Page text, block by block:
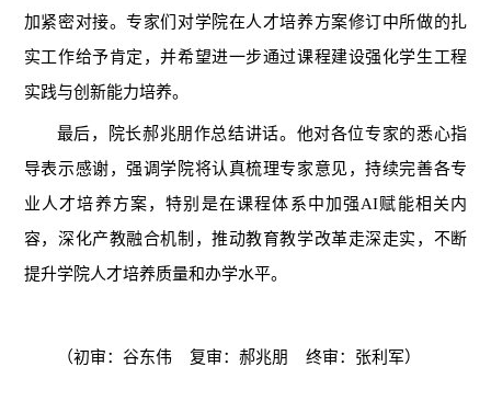
加紧密对接。专家们对学院在人才培养方案修订中所做的扎
实工作给予肯定，并希望进一步通过课程建设强化学生工程
实践与创新能力培养。
最后，院长郝兆朋作总结讲话。他对各位专家的悉心指
导表示感谢，强调学院将认真梳理专家意见，持续完善各专
业人才培养方案，特别是在课程体系中加强AI赋能相关内
容，深化产教融合机制，推动教育教学改革走深走实，不断
提升学院人才培养质量和办学水平。
（初审：谷东伟 复审：郝兆朋 终审：张利军）